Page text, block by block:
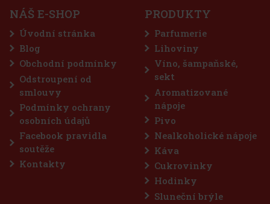
NÁŠ E-SHOP
Úvodní stránka
Blog
Obchodní podmínky
Odstroupení od
smlouvy
Podmínky ochrany
osobních údajů
Facebook pravidla
soutěže
Kontakty
PRODUKTY
Parfumerie
Lihoviny
Víno, šampaňské,
sekt
Aromatizované
nápoje
Pivo
Nealkoholické nápoje
Káva
Cukrovinky
Hodinky
Sluneční brýle